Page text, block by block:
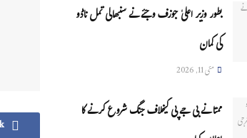
بطور وزیر اعلیٰ جوزف وجئے نے سنبھالی تمل ناڈو
کی کمان
مئی 11, 2026
ممتا نے بی جے پی کیخلاف جنگ شروع کرنے کا